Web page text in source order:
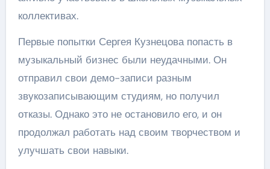
коллективах.
Первые попытки Сергея Кузнецова попасть в
музыкальный бизнес были неудачными. Он
отправил свои демо-записи разным
звукозаписывающим студиям, но получил
отказы. Однако это не остановило его, и он
продолжал работать над своим творчеством и
улучшать свои навыки.